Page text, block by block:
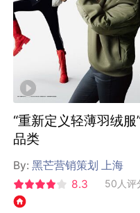
“重新定义轻薄羽绒
品类
By:黑芒营销策划 上海
8.3
50人评